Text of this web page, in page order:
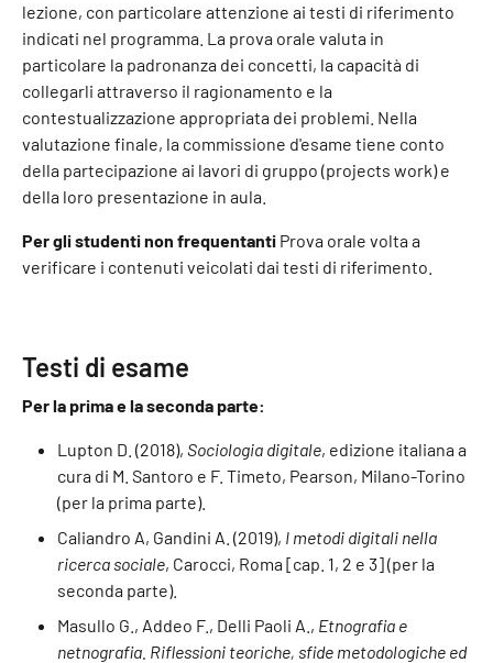
lezione, con particolare attenzione ai testi di riferimento
indicati nel programma. La prova orale valuta in
particolare la padronanza dei concetti, la capacità di
collegarli attraverso il ragionamento e la
contestualizzazione appropriata dei problemi. Nella
valutazione finale, la commissione d'esame tiene conto
della partecipazione ai lavori di gruppo (projects work) e
della loro presentazione in aula.
Per gli studenti non frequentanti Prova orale volta a
verificare i contenuti veicolati dai testi di riferimento.
Testi di esame
Per la prima e la seconda parte:
Lupton D. (2018), Sociologia digitale, edizione italiana a
cura di M. Santoro e F. Timeto, Pearson, Milano-Torino
(per la prima parte).
Caliandro A, Gandini A. (2019), I metodi digitali nella
ricerca sociale, Carocci, Roma [cap. 1, 2 e 3] (per la
seconda parte).
Masullo G., Addeo F., Delli Paoli A., Etnografia e
netnografia. Riflessioni teoriche, sfide metodologiche ed